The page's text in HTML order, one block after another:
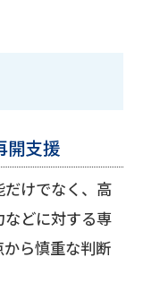
開支援
けでなく、高
どに対する専
ら慎重な判断